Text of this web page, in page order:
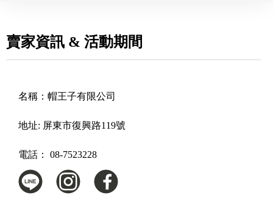
賣家資訊 & 活動期間
名稱： 帽王子有限公司
地址: 屏東市復興路119號
電話： 08-7523228